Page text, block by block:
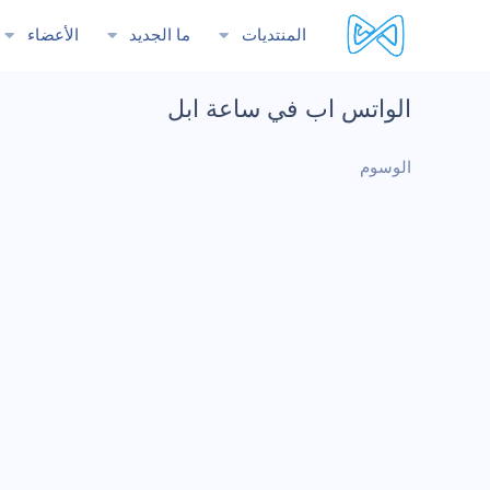
المنتديات ما الجديد الأعضاء
الواتس اب في ساعة ابل
الوسوم